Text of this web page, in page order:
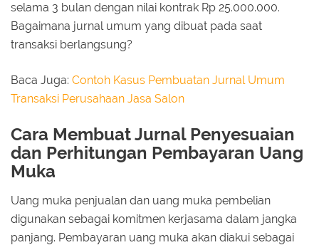
selama 3 bulan dengan nilai kontrak Rp 25.000.000.
Bagaimana jurnal umum yang dibuat pada saat
transaksi berlangsung?
Baca Juga: Contoh Kasus Pembuatan Jurnal Umum
Transaksi Perusahaan Jasa Salon
Cara Membuat Jurnal Penyesuaian
dan Perhitungan Pembayaran Uang
Muka
Uang muka penjualan dan uang muka pembelian
digunakan sebagai komitmen kerjasama dalam jangka
panjang. Pembayaran uang muka akan diakui sebagai